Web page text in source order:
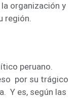
organización y
región.
peruano.
por su trágico
Y es, según las